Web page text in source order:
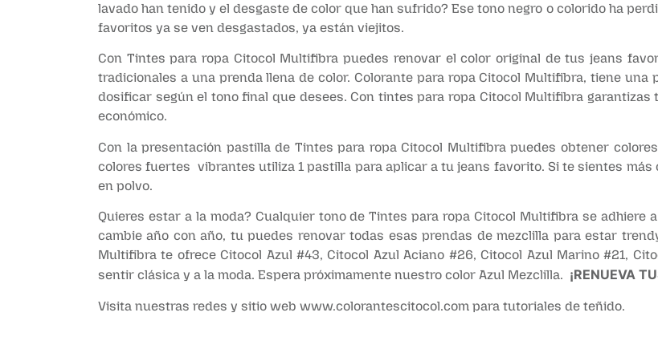
lavado han tenido y el desgaste de color que han sufrido? Ese tono negro o colorido ha
favoritos ya se ven desgastados, ya están viejitos.
Con Tintes para ropa Citocol Multifibra puedes renovar el color original de tus jeans
tradicionales a una prenda llena de color. Colorante para ropa Citocol Multifibra, tiene
dosificar según el tono final que desees. Con tintes para ropa Citocol Multifibra
económico.
Con la presentación pastilla de Tintes para ropa Citocol Multifibra puedes obtener
colores fuertes vibrantes utiliza 1 pastilla para aplicar a tu jeans favorito. Si te sientes
en polvo.
Quieres estar a la moda? Cualquier tono de Tintes para ropa Citocol Multifibra se adhiere
cambie año con año, tu puedes renovar todas esas prendas de mezclilla para estar
Multifibra te ofrece Citocol Azul #43, Citocol Azul Aciano #26, Citocol Azul Marino #21,
sentir clásica y a la moda. Espera próximamente nuestro color Azul Mezclilla. ¡RENUEVA
Visita nuestras redes y sitio web www.colorantescitocol.com para tutoriales de teñido.